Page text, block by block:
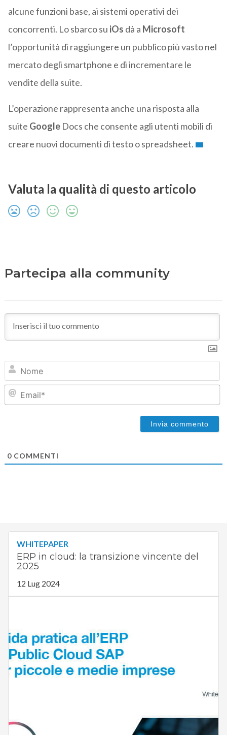
alcune funzioni base, ai sistemi operativi dei
concorrenti. Lo sbarco su iOs dà a Microsoft
l’opportunità di raggiungere un pubblico più vasto nel
mercato degli smartphone e di incrementare le
vendite della suite.
L’operazione rappresenta anche una risposta alla
suite Google Docs che consente agli utenti mobili di
creare nuovi documenti di testo o spreadsheet.
Valuta la qualità di questo articolo
Partecipa alla community
0COMMENTI
WHITEPAPER
ERP in cloud: la transizione vincente del
2025
12 Lug 2024